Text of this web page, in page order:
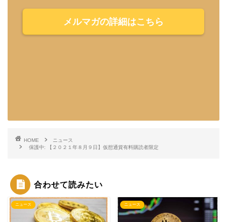
メルマガの詳細はこちら
HOME
ニュース
保護中: 【２０２１年８月９日】仮想通貨有料購読者限定
合わせて読みたい
ニュース ニュース